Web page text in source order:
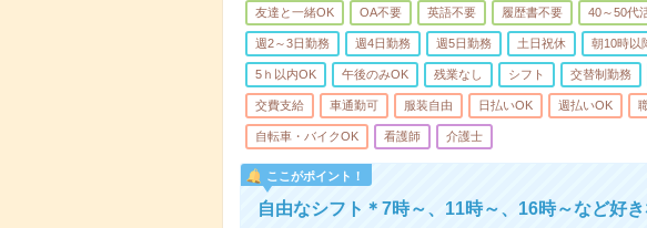
友達と一緒OK OA不要 英語不要 履歴書不要 40～50代
週2～3日勤務 週4日勤務 週5日勤務 土日祝休 朝10時以
5ｈ以内OK 午後のみOK 残業なし シフト 交替制勤務
交費支給 車通勤可 服装自由 日払いOK 週払いOK
自転車・バイクOK 看護師 介護士
ここがポイント！
自由なシフト＊7時～、11時～、16時～など好